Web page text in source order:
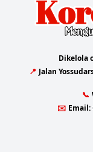
Dikelola
📍 Jalan
📞
✉️ Email: